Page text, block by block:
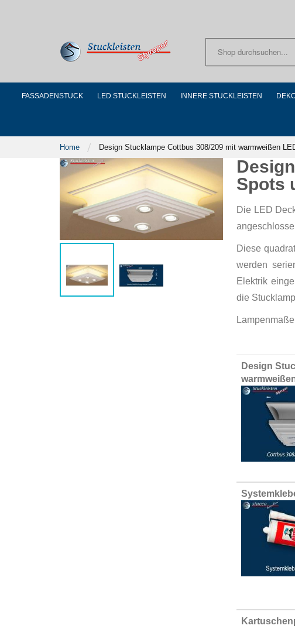
FASSADENSTUCK LED STUCKLEISTEN INNERE STUCKLEISTEN
Home Design Stucklampe Cottbus 308/209 mit warmweißen
Spots
Die LED
Diese
werden
Elektrik
die
Grouped
product
items
Design